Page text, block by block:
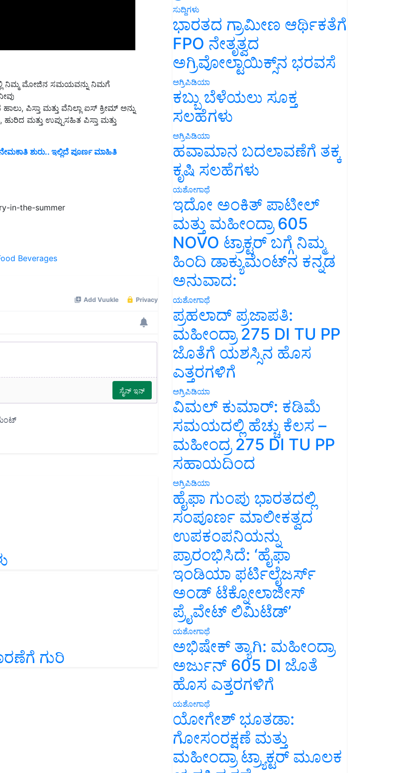
ಪಿಸ್ತಾ ಮತ್ತು ವೆನಿಲ್ಲಾ ಐಸ್ ಕ್ರೀಮ್ ಅನ್ನು
ಮತ್ತು ಉಪ್ಪುಸಹಿತ ಪಿಸ್ತಾ ಮತ್ತು
ಶುರು.. ಇಲ್ಲಿದೆ ಪೂರ್ಣ ಮಾಹಿತಿ
in-the-summer
ಗುರಿ
ಸುದ್ದಿಗಳು
ಭಾರತದ ಗ್ರಾಮೀಣ ಆರ್ಥಿಕತೆಗೆ
FPO ನೇತೃತ್ವದ
ಅಗ್ರಿವೋಲ್ಟಾಯಿಕ್ಸ್‌ನ ಭರವಸೆ
ಅಗ್ರಿಪಿಡಿಯಾ
ಕಬ್ಬು ಬೆಳೆಯಲು ಸೂಕ್ತ
ಸಲಹೆಗಳು
ಅಗ್ರಿಪಿಡಿಯಾ
ಹವಾಮಾನ ಬದಲಾವಣೆಗೆ ತಕ್ಕ
ಕೃಷಿ ಸಲಹೆಗಳು
ಯಶೋಗಾಥೆ
ಇದೋ ಅಂಕಿತ್ ಪಾಟೀಲ್
ಮತ್ತು ಮಹೀಂದ್ರಾ 605
NOVO ಟ್ರಾಕ್ಟರ್ ಬಗ್ಗೆ ನಿಮ್ಮ
ಹಿಂದಿ ಡಾಕ್ಯುಮೆಂಟ್‌ನ ಕನ್ನಡ
ಅನುವಾದ:
ಯಶೋಗಾಥೆ
ಪ್ರಹಲಾದ್ ಪ್ರಜಾಪತಿ:
ಮಹೀಂದ್ರಾ 275 DI TU PP
ಜೊತೆಗೆ ಯಶಸ್ಸಿನ ಹೊಸ
ಎತ್ತರಗಳಿಗೆ
ಅಗ್ರಿಪಿಡಿಯಾ
ವಿಮಲ್ ಕುಮಾರ್: ಕಡಿಮೆ
ಸಮಯದಲ್ಲಿ ಹೆಚ್ಚು ಕೆಲಸ –
ಮಹೀಂದ್ರ 275 DI TU PP
ಸಹಾಯದಿಂದ
ಅಗ್ರಿಪಿಡಿಯಾ
ಹೈಫಾ ಗುಂಪು ಭಾರತದಲ್ಲಿ
ಸಂಪೂರ್ಣ ಮಾಲೀಕತ್ವದ
ಉಪಕಂಪನಿಯನ್ನು
ಪ್ರಾರಂಭಿಸಿದೆ: ‘ಹೈಫಾ
ಇಂಡಿಯಾ ಫರ್ಟಿಲೈಜರ್ಸ್
ಅಂಡ್ ಟೆಕ್ನೋಲಾಜೀಸ್
ಪ್ರೈವೇಟ್ ಲಿಮಿಟೆಡ್’
ಯಶೋಗಾಥೆ
ಅಭಿಷೇಕ್ ತ್ಯಾಗಿ: ಮಹೀಂದ್ರಾ
ಅರ್ಜುನ್ 605 DI ಜೊತೆ
ಹೊಸ ಎತ್ತರಗಳಿಗೆ
ಯಶೋಗಾಥೆ
ಯೋಗೇಶ್ ಭೂತಡಾ:
ಗೋಸಂರಕ್ಷಣೆ ಮತ್ತು
ಮಹೀಂದ್ರಾ ಟ್ರ್ಯಾಕ್ಟರ್ ಮೂಲಕ